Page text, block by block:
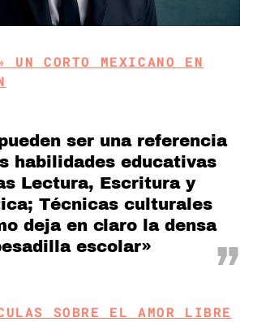
UN CORTO MEXICANO EN
ser una referencia
habilidades educativas
Lectura, Escritura y
Técnicas culturales
deja en claro la densa
escolar»
SOBRE EL AMOR LIBRE